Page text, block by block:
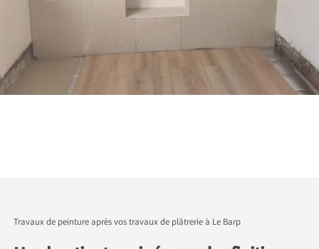
Travaux de peinture après vos travaux de plâtrerie à Le Barp